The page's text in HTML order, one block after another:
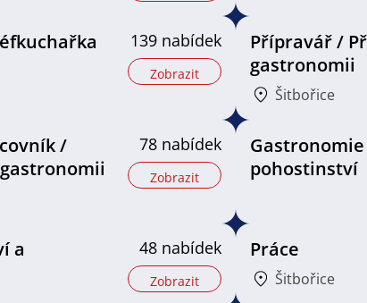
139 nabídek
Zobrazit
Přípravář /
gastronomii
Šitbořice
/
78 nabídek
Zobrazit
Gastronomie
pohostinství
a
48 nabídek
Zobrazit
Práce
Šitbořice